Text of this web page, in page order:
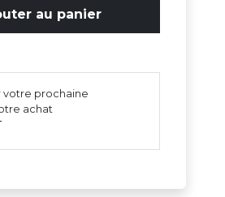
au panier
votre prochaine
achat